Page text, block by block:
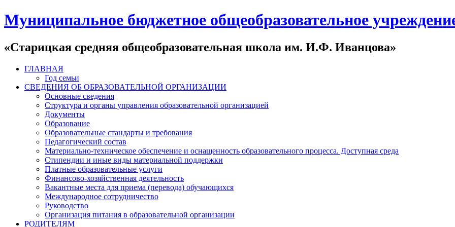
Муниципальное бюджетное общеобразовательное
«Старицкая средняя общеобразовательная школа им. И.Ф. Иванцова»
ГЛАВНАЯ
Год семьи
СВЕДЕНИЯ ОБ ОБРАЗОВАТЕЛЬНОЙ ОРГАНИЗАЦИИ
Основные сведения
Структура и органы управления образовательной организацией
Документы
Образование
Образовательные стандарты и требования
Педагогический состав
Материально-техническое обеспечение и оснащенность образовательного процесса. Доступная среда
Стипендии и иные виды материальной поддержки
Платные образовательные услуги
Финансово-хозяйственная деятельность
Вакантные места для приема (перевода) обучающихся
Международное сотрудничество
Руководство
Организация питания в образовательной организации
РОДИТЕЛЯМ